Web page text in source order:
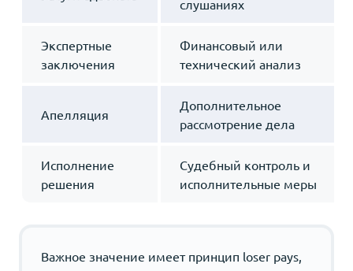
слушаниях
Экспертные
заключения
Финансовый или
технический анализ
Апелляция
Дополнительное
рассмотрение дела
Исполнение
решения
Судебный контроль и
исполнительные меры
Важное значение имеет принцип loser pays,